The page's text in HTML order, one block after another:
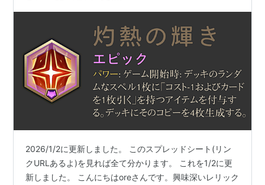
2026/1/2に更新しました。 このスプレッドシート(リン
クURLあるよ)を見れば全て分かります。 これを1/2に更
新しました。 こんにちはoreさんです。興味深いレリック